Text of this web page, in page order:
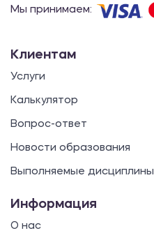
Мы принимаем:
Клиентам
Услуги
Калькулятор
Вопрос-ответ
Новости образования
Выполняемые дисциплины
Информация
О нас